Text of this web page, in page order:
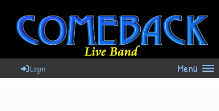
Menü
Login